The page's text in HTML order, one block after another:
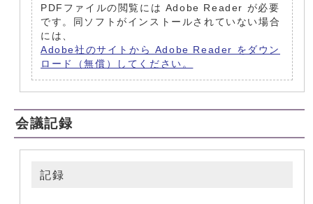
PDFファイルの閲覧には Adobe Reader が必要
です。同ソフトがインストールされていない場合
には、
Adobe社のサイトから Adobe Reader をダウン
ロード（無償）してください。
会議記録
記録